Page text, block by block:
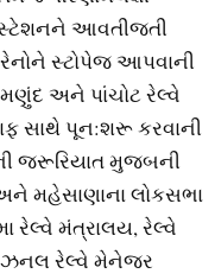
આવતીજતી
સ્ટોપેજ આપવાની
અને પાંચોટ રેલ્વે
સાથે પૂન:શરૂ કરવાની
જરૂરિયાત મુજબની
મહેસાણાના લોકસભા
રેલ્વે મંત્રાલય, રેલ્વે
રેલ્વે મેનેજર